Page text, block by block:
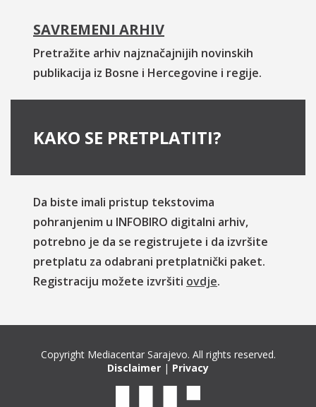
SAVREMENI ARHIV
Pretražite arhiv najznačajnijih novinskih
publikacija iz Bosne i Hercegovine i regije.
KAKO SE PRETPLATITI?
Da biste imali pristup tekstovima
pohranjenim u INFOBIRO digitalni arhiv,
potrebno je da se registrujete i da izvršite
pretplatu za odabrani pretplatnički paket.
Registraciju možete izvršiti ovdje.
Copyright Mediacentar Sarajevo. All rights reserved.
Disclaimer | Privacy